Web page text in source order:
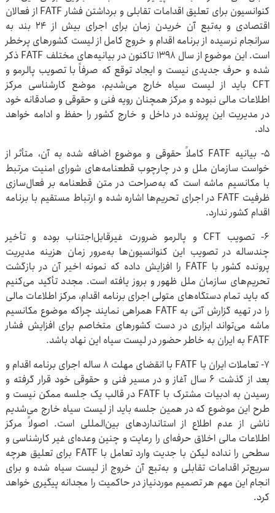
کنوانسیون برای تعلیق اقدامات تقابلی و برداشتن فشار FATF از فعالان
اقتصادی و به‌تبع آن خریدن زمان برای اجرای بیش از ۲۴ بند به
سرانجام نرسیده از برنامه اقدام و خروج کامل از لیست کشورهای پرخطر
است. این موضوع از سال ۱۳۹۸ تاکنون در بیانیه‌های مختلف FATF ذکر
شده و حرف جدیدی نیست و ایجاد توقع که صرفاً با تصویب پالرمو و
CFT باید از لیست سیاه خارج می‌شدیم، موضع کارشناسی مرکز
اطلاعات مالی نبوده و مرکز همچنان رویه فنی و حقوقی و صادقانه خود
در مدیریت این پرونده در داخل و خارج کشور را حفظ و ادامه خواهد
داد.
۵- بیانیه FATF کاملاً حقوقی و موضوع اضافه شده به آن، متأثر از
خواست سازمان ملل و در چارچوب قطعنامه‌های شورای امنیت مرتبط
با مکانسیم ماشه است که به‌صراحت در متن قطعنامه بر فعال‌سازی
ظرفیت FATF در اجرای تحریم‌ها اشاره شده و ارتباط مستقیم با برنامه
اقدام کشور ندارد.
۶- تصویب CFT و پالرمو ضرورت غیرقابل‌اجتناب بوده و تأخیر
چندساله در تصویب این کنوانسیون‌ها به‌مرور زمان هزینه مدیریت
پرونده کشور با FATF را افزایش داده که نمونه اخیر آن در بازگشت
تحریم‌های سازمان ملل ظهور و بروز یافته است. مجدد تأکید می‌کنیم
که باید تمام دستگاه‌های متولی اجرای برنامه اقدام، مرکز اطلاعات مالی
را در تهیه گزارش آتی به FATF همراهی نمایند چراکه موضوع مکانسیم
ماشه می‌تواند ابزاری در دست کشورهای متخاصم برای افزایش فشار
FATF به ایران به خاطر حضور در لیست سیاه این نهاد باشد.
۷- تعاملات ایران با FATF با انقضای مهلت ۸ ساله اجرای برنامه اقدام و
بعد از گذشت ۶ سال آغاز و در مسیر فنی و حقوقی خود قرار گرفته و
رسیدن به ادبیات مشترک با FATF در قالب یک جلسه ممکن نیست و
طرح این موضوع که در همین جلسه باید از لیست سیاه خارج می‌شدیم
ناشی از عدم اطلاع از استانداردهای بین‌المللی است. اصولاً مرکز
اطلاعات مالی اخلاق حرفه‌ای را رعایت و چنین وعده‌ای غیر کارشناسی و
سطحی را نداده لیکن با جدیت وارد تعامل با FATF برای تعلیق هرچه
سریع‌تر اقدامات تقابلی و به‌تبع آن خروج از لیست سیاه شده و برای
انجام این مهم هر تصمیم موردنیاز در حاکمیت را مجدانه پیگیری خواهد
کرد.